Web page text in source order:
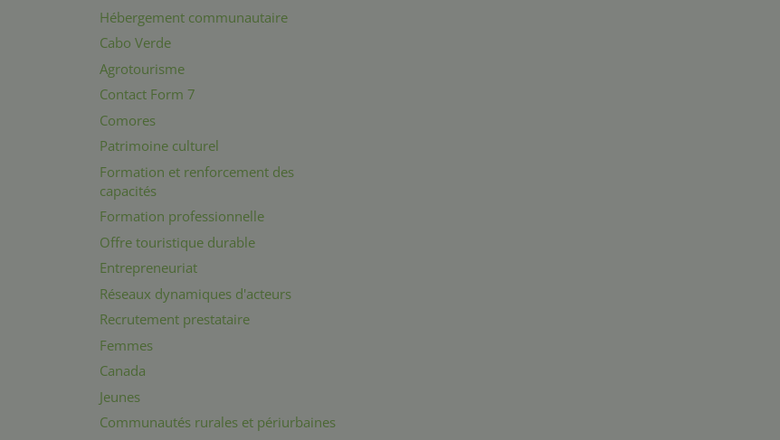
Hébergement communautaire
Cabo Verde
Agrotourisme
Contact Form 7
Comores
Patrimoine culturel
Formation et renforcement des
capacités
Formation professionnelle
Offre touristique durable
Entrepreneuriat
Réseaux dynamiques d'acteurs
Recrutement prestataire
Femmes
Canada
Jeunes
Communautés rurales et périurbaines